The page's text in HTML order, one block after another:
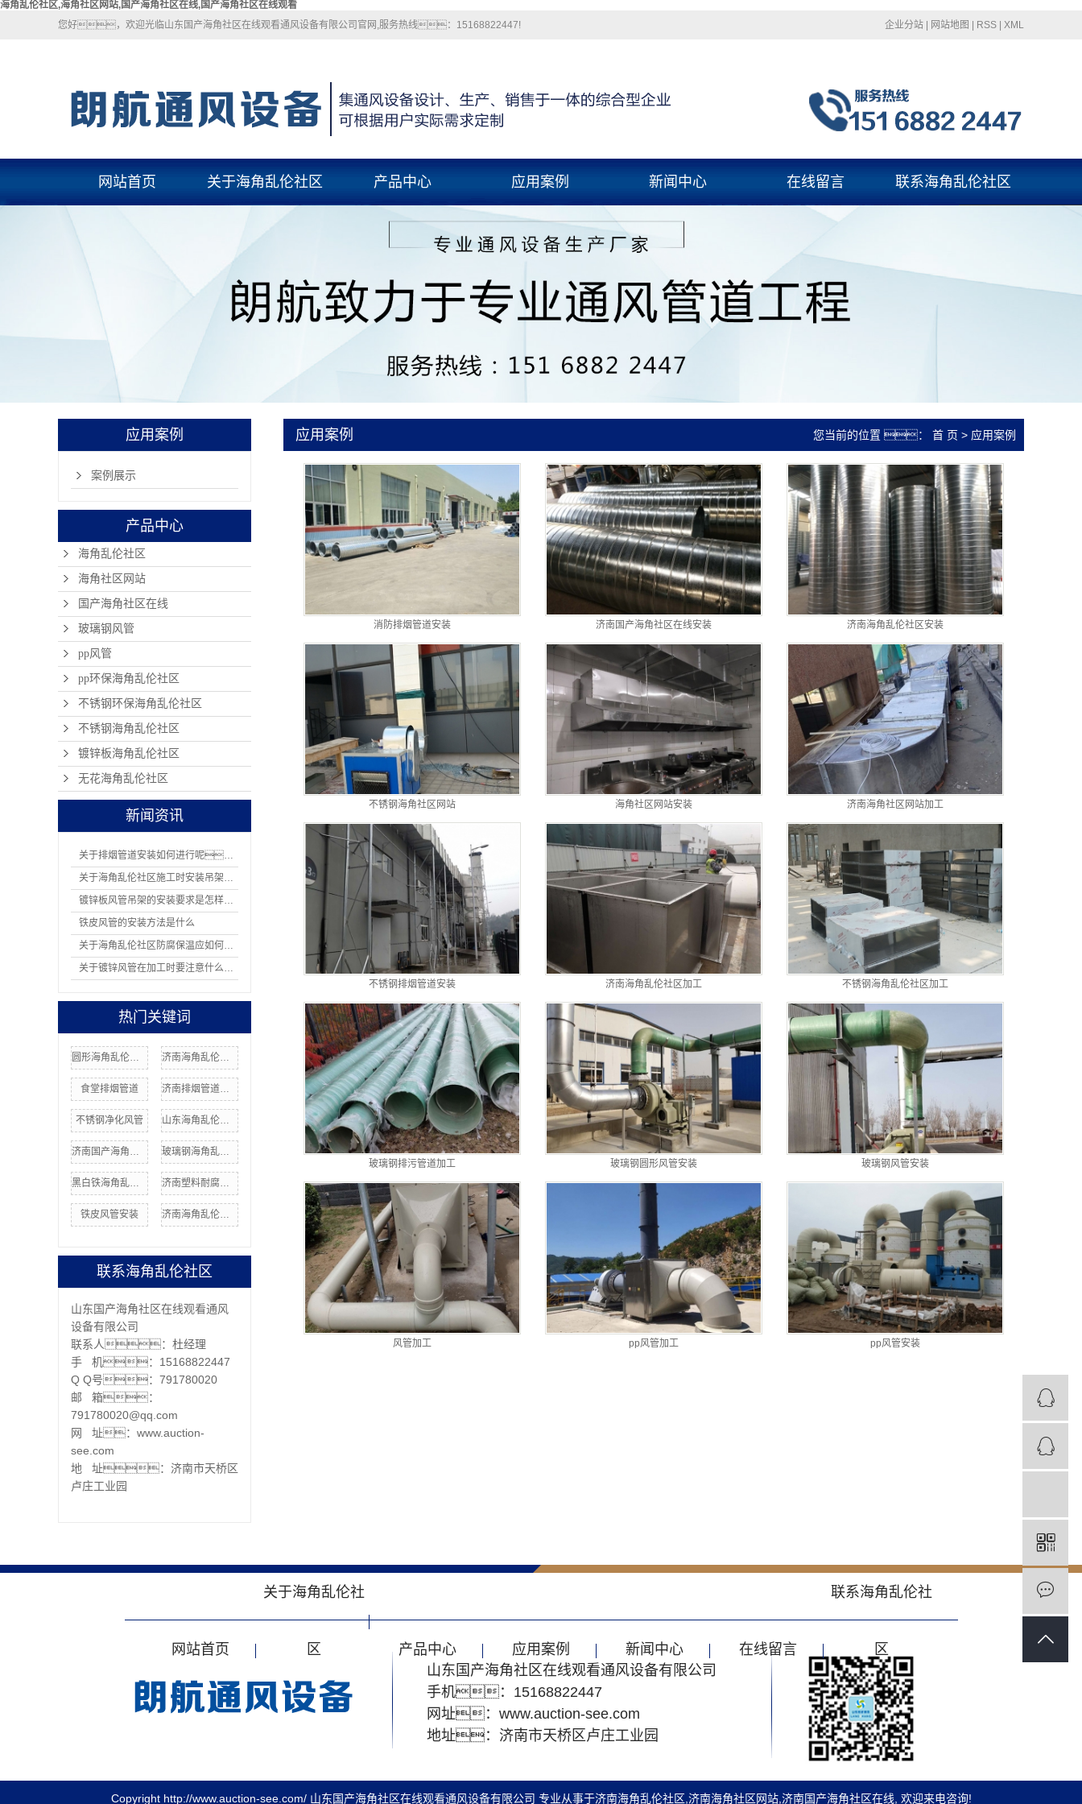
海角乱伦社区,海角社区网站,国产海角社区在线,国产海角社区在线观看
您好，欢迎光临山东国产海角社区在线观看通风设备有限公司官网,服务热线：15168822447!
企业分站 网站地图 RSS XML
网站首页 关于海角乱伦社区
关于海角乱伦社区
联系海角乱伦社区
产品中心
海角乱伦社区
海角社区网站
国产海角社区在线
玻璃钢风管
应用案例
应用案例
新闻中心
公司新闻
行业新闻
技术知识
在线留言 联系海角乱伦社区
应用案例
案例展示
产品中心
海角乱伦社区
海角社区网站
国产海角社区在线
玻璃钢风管
pp风管
pp环保海角乱伦社区
不锈钢环保海角乱伦社区
不锈钢海角乱伦社区
镀锌板海角乱伦社区
无花海角乱伦社区
新闻资讯
关于排烟管道安装如何进行呢？
关于海角乱伦社区施工时安装吊架有哪8项规定
镀锌板风管吊架的安装要求是怎样的？
铁皮风管的安装方法是什么
关于海角乱伦社区防腐保温应如何操作
关于镀锌风管在加工时要注意什么问题
热门关键词
圆形海角乱伦社区价格 济南海角乱伦社区厂家
食堂排烟管道 济南排烟管道价格
不锈钢净化风管 山东海角乱伦社区厂家
济南国产海角社区在线安装 玻璃钢海角乱伦社区
黑白铁海角乱伦社区加工 济南塑料耐腐蚀风管
铁皮风管安装 济南海角乱伦社区
联系海角乱伦社区
山东国产海角社区在线观看通风
设备有限公司
联系人：杜经理
手 机：15168822447
Q Q号：791780020
邮 箱：
791780020@qq.com
网 址：www.auction-
see.com
地 址：济南市天桥区
卢庄工业园
应用案例 您当前的位置 ： 首 页 > 应用案例
消防排烟管道安装 济南国产海角社区在线安装 济南海角乱伦社区安装
不锈钢海角社区网站 海角社区网站安装 济南海角社区网站加工
不锈钢排烟管道安装 济南海角乱伦社区加工 不锈钢海角乱伦社区加工
玻璃钢排污管道加工 玻璃钢圆形风管安装 玻璃钢风管安装
风管加工 pp风管加工 pp风管安装
网站首页
关于海角乱伦社
区 产品中心 应用案例 新闻中心 在线留言
联系海角乱伦社
区
山东国产海角社区在线观看通风设备有限公司
手机：15168822447
网址：www.auction-see.com
地址：济南市天桥区卢庄工业园
Copyright http://www.auction-see.com/ 山东国产海角社区在线观看通风设备有限公司 专业从事于济南海角乱伦社区 济南海角社区网站, 济南国产海角社区在线 , 欢迎来电咨询!